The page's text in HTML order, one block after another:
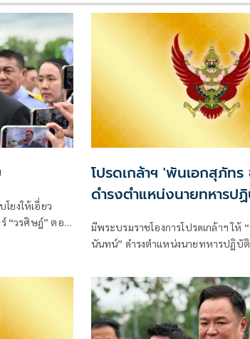
ยงให้เอี่ยว
“วรศิษฎ์” ตอก
โปรดเกล้าฯ 'พันเอกสุภัท
ดำรงตำแหน่งนายทหารป
มีพระบรมราชโองการโปรดเกล้าฯ ให้
นันทน์” ดำรงตำแหน่งนายทหารปฏิบั